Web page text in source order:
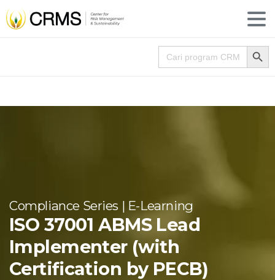
Search for:
Compliance Series | E-Learning
ISO 37001 ABMS Lead
Implementer (with
Certification by PECB)